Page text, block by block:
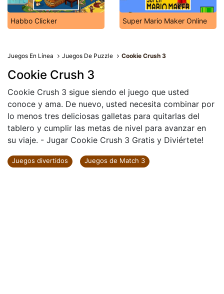
Habbo Clicker Super Mario Maker Online
Juegos En Línea Juegos De Puzzle Cookie Crush 3
Cookie Crush 3
Cookie Crush 3 sigue siendo el juego que usted
conoce y ama. De nuevo, usted necesita combinar por
lo menos tres deliciosas galletas para quitarlas del
tablero y cumplir las metas de nivel para avanzar en
su viaje. - Jugar Cookie Crush 3 Gratis y Diviértete!
Juegos divertidos Juegos de Match 3